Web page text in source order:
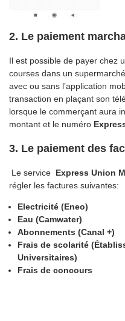
2. Le paiement
Il est possible de payer chez
courses dans un
avec ou sans l’application
transaction en plaçant son
lorsque le commerçant aura
montant et le numéro
3. Le paiement des
Le service Express Union
régler les factures suivantes:
Electricité (Eneo)
Eau (Camwater)
Abonnements (Canal +)
Frais de scolarité
Universitaires)
Frais de concours